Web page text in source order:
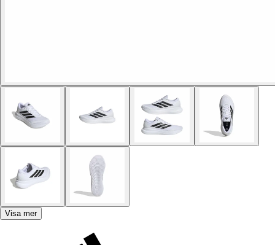
Visa mer